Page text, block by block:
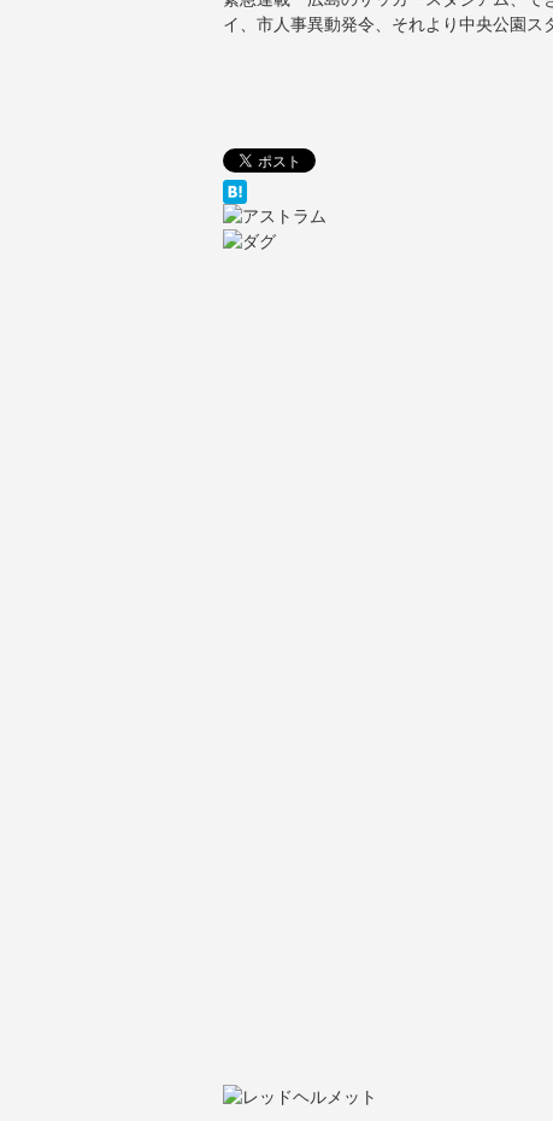
イ、市人事異動発令、それより中央公園ス